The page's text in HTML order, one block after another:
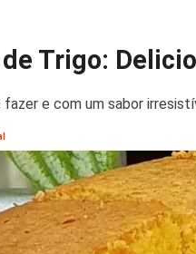
Trigo:
e com um sabor